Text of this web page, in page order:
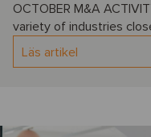
OCTOBER M&A
variety of industries
Läs artikel